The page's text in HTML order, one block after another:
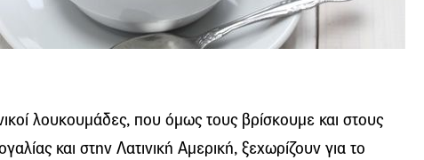
λουκουμάδες, που όμως τους βρίσκουμε και στους
και στην Λατινική Αμερική, ξεχωρίζουν για το